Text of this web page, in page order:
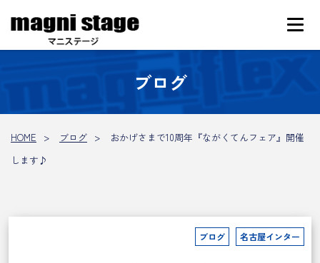
ブログ
HOME ブログ
おかげさまで10周年『ながくてんフェア』開催
します♪
ブログ 名古屋インター